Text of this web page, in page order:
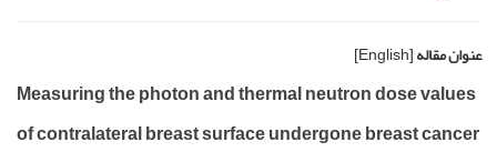
عنوان مقاله[English]
Measuring the photon and thermal neutron dose values
of contralateral breast surface undergone breast cancer